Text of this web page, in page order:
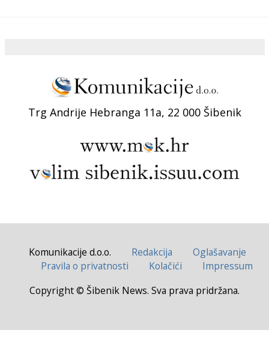
Trg Andrije Hebranga 11a, 22 000 Šibenik
Komunikacije d.o.o. Redakcija
Oglašavanje
Pravila o privatnosti
Kolačići
Impressum
Copyright © Šibenik News. Sva prava pridržana.